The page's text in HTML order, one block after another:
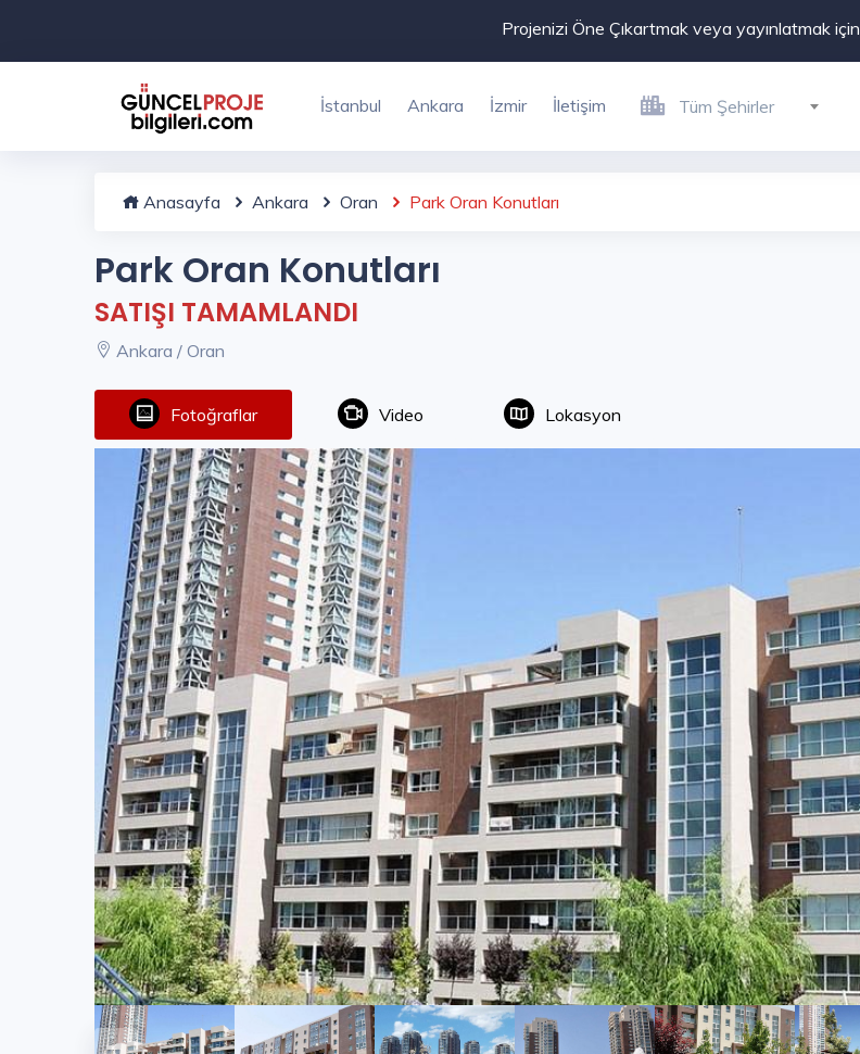
Projenizi Öne Çıkartmak veya yayınlatmak için
İstanbul Ankara İzmir İletişim Tüm Şehirler
Anasayfa Ankara Oran Park Oran Konutları
Park Oran Konutları
SATIŞI TAMAMLANDI
Ankara / Oran
Fotoğraflar Video Lokasyon